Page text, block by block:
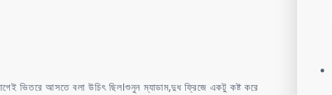
ভিতরে আসতে বলা উচিৎ ছিল।শুনুন ম্যাডাম,দুধ ফ্রিজে একটু কষ্ট করে